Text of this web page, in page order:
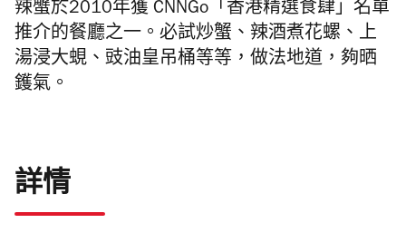
辣蟹於2010年獲 CNNGo「香港精選食肆」 名單
推介的餐廳之一。必試炒蟹、 辣酒煮花螺、上
湯浸大蜆、豉油皇吊桶等等，做法地道，夠晒
鑊氣。
詳情